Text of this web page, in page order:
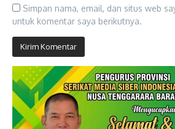
Simpan nama, email, dan situs web
untuk komentar saya berikutnya.